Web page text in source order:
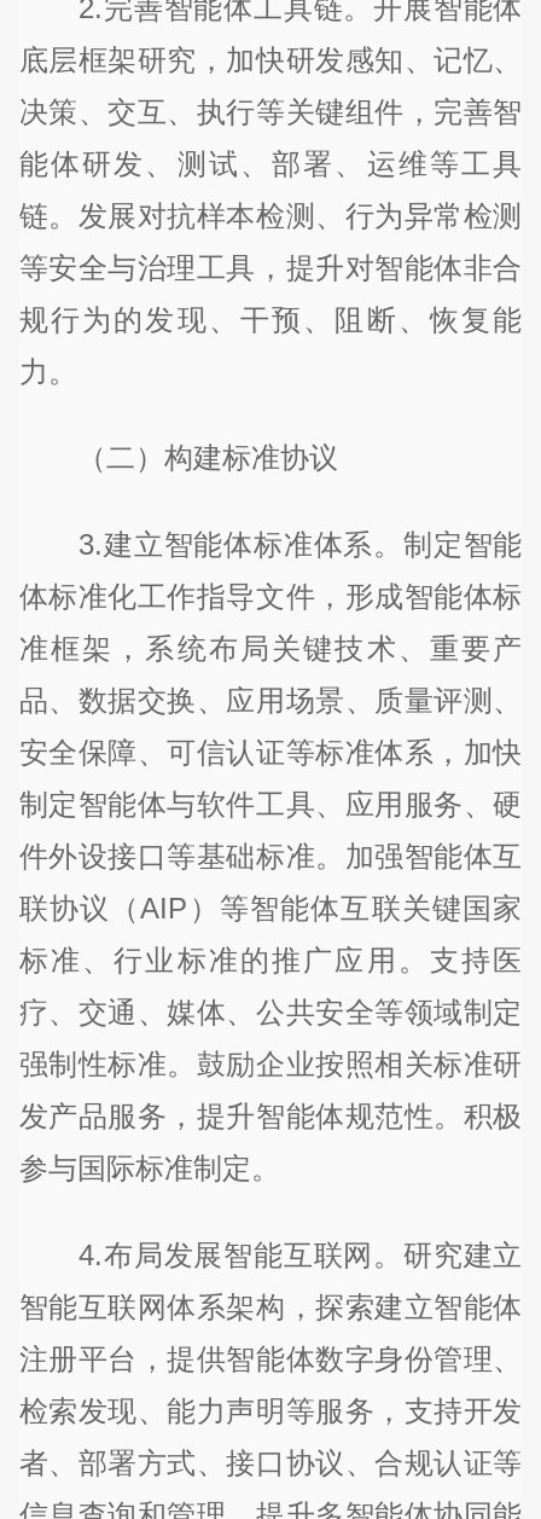
2.完善智能体工具链。开展智能体
底层框架研究，加快研发感知、记忆、
决策、交互、执行等关键组件，完善智
能体研发、测试、部署、运维等工具
链。发展对抗样本检测、行为异常检测
等安全与治理工具，提升对智能体非合
规行为的发现、干预、阻断、恢复能
力。
（二）构建标准协议
3.建立智能体标准体系。制定智能
体标准化工作指导文件，形成智能体标
准框架，系统布局关键技术、重要产
品、数据交换、应用场景、质量评测、
安全保障、可信认证等标准体系，加快
制定智能体与软件工具、应用服务、硬
件外设接口等基础标准。加强智能体互
联协议（AIP）等智能体互联关键国家
标准、行业标准的推广应用。支持医
疗、交通、媒体、公共安全等领域制定
强制性标准。鼓励企业按照相关标准研
发产品服务，提升智能体规范性。积极
参与国际标准制定。
4.布局发展智能互联网。研究建立
智能互联网体系架构，探索建立智能体
注册平台，提供智能体数字身份管理、
检索发现、能力声明等服务，支持开发
者、部署方式、接口协议、合规认证等